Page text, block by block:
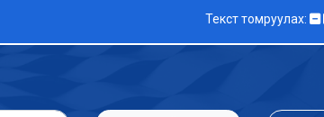
Текст томруулах: